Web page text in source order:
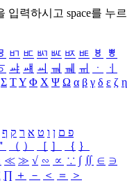
입력하시고 space를 누르
ㅲ ㅳ ㅴ ㅵ ㅶ ㅷ ㅸ
ㅹ
ㆇ ㆈ ㆉ ㆊ ㆋ ㆌ ㆍ
ㆎ
Σ ΤΥ Φ Χ Ψ Ω α β γ δ ε ζ η
פ ם ן ו ט א ר ק ף
＂ （ ） ［ ］ ｛ ｝
≪ ≫ √ ∽ ∝ ∵ ∫ ∬ ∈ ∋
∏ ＋ － ＜ ＝
＞